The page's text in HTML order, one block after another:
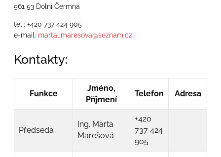
561 53 Dolní Čermná
tel.: +420 737 424 905
e-mail: marta_maresova@seznam.cz
Kontakty:
Funkce
Jméno,
Příjmení
Telefon Adresa
Předseda
Ing. Marta
Marešová
+420
737 424
905